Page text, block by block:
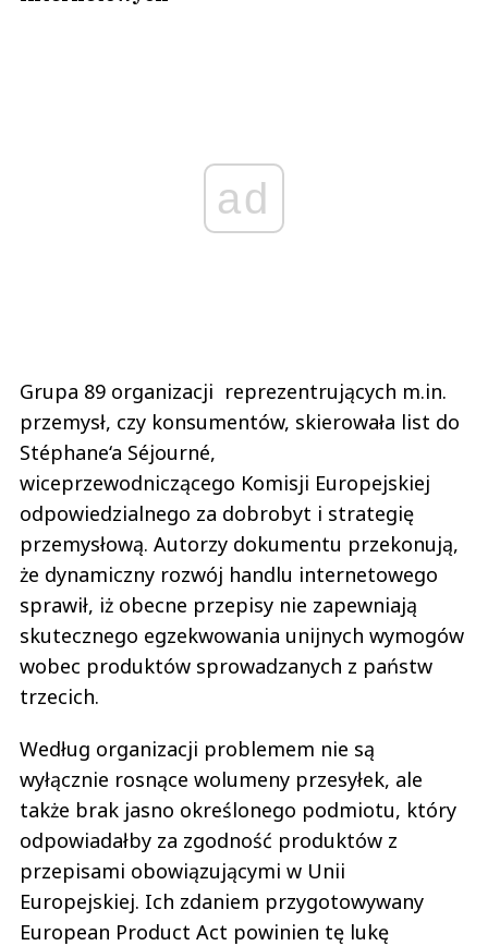
ad
Grupa 89 organizacji reprezentrujących m.in.
przemysł, czy konsumentów, skierowała list do
Stéphane‘a Séjourné,
wiceprzewodniczącego Komisji Europejskiej
odpowiedzialnego za dobrobyt i strategię
przemysłową. Autorzy dokumentu przekonują,
że dynamiczny rozwój handlu internetowego
sprawił, iż obecne przepisy nie zapewniają
skutecznego egzekwowania unijnych wymogów
wobec produktów sprowadzanych z państw
trzecich.
Według organizacji problemem nie są
wyłącznie rosnące wolumeny przesyłek, ale
także brak jasno określonego podmiotu, który
odpowiadałby za zgodność produktów z
przepisami obowiązującymi w Unii
Europejskiej. Ich zdaniem przygotowywany
European Product Act powinien tę lukę